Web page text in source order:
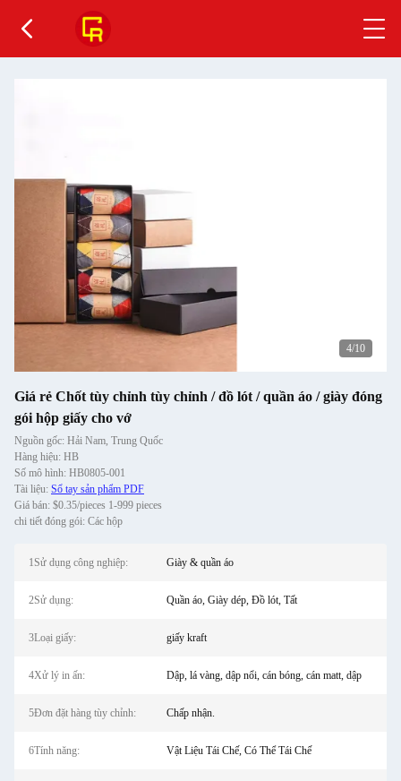
4/10
Giá rẻ Chốt tùy chỉnh tùy chỉnh / đồ lót / quần áo / giày đóng
gói hộp giấy cho vớ
Nguồn gốc: Hải Nam, Trung Quốc
Hàng hiệu: HB
Số mô hình: HB0805-001
Tài liệu: Sổ tay sản phẩm PDF
Giá bán: $0.35/pieces 1-999 pieces
chi tiết đóng gói: Các hộp
1Sử dụng công nghiệp: Giày & quần áo
2Sử dụng: Quần áo, Giày dép, Đồ lót, Tất
3Loại giấy: giấy kraft
4Xử lý in ấn: Dập, lá vàng, dập nổi, cán bóng, cán matt, dập
5Đơn đặt hàng tùy chỉnh: Chấp nhận.
6Tính năng: Vật Liệu Tái Chế, Có Thể Tái Chế